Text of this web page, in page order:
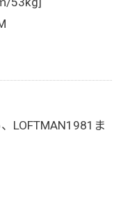
LOFTMAN1981ま